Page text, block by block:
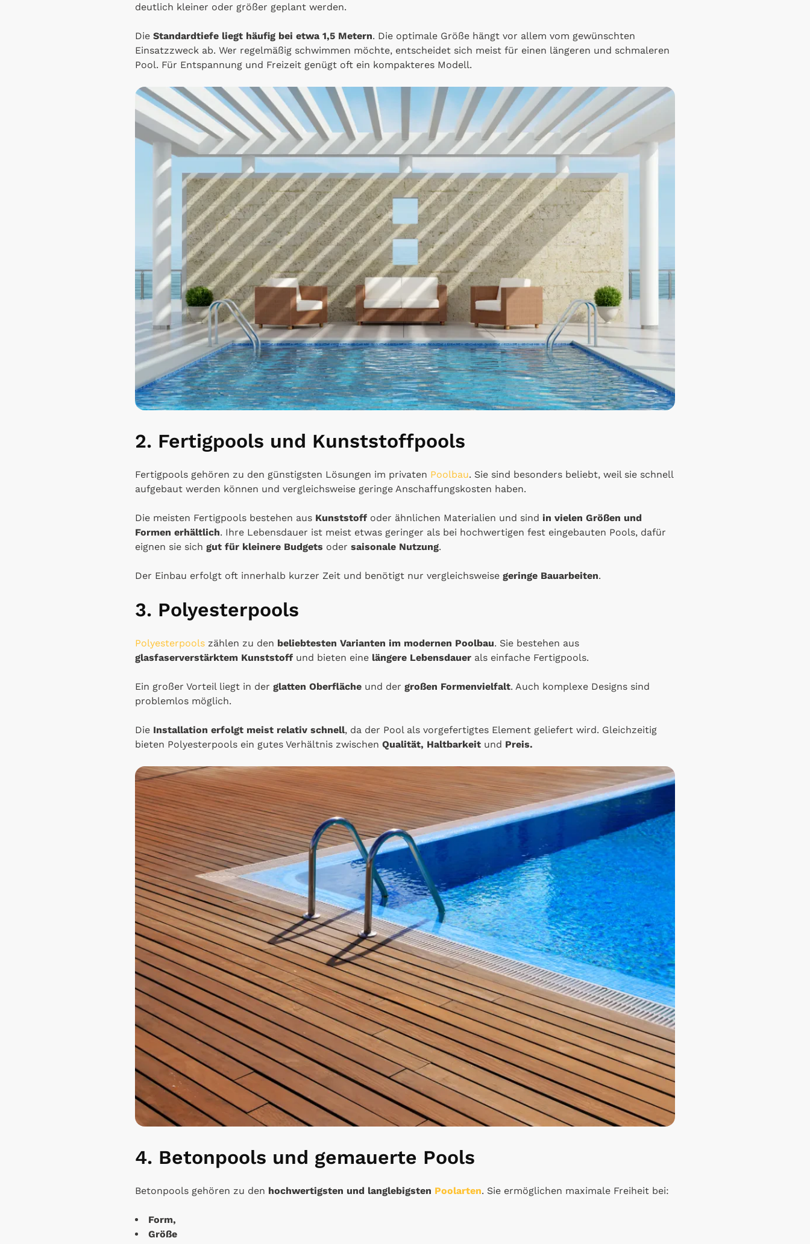
deutlich kleiner oder größer geplant werden.
Die Standardtiefe liegt häufig bei etwa 1,5 Metern. Die optimale Größe hängt vor allem vom gewünschten
Einsatzzweck ab. Wer regelmäßig schwimmen möchte, entscheidet sich meist für einen längeren und schmaleren
Pool. Für Entspannung und Freizeit genügt oft ein kompakteres Modell.
2. Fertigpools und Kunststoffpools
Fertigpools gehören zu den günstigsten Lösungen im privaten Poolbau. Sie sind besonders beliebt, weil sie schnell
aufgebaut werden können und vergleichsweise geringe Anschaffungskosten haben.
Die meisten Fertigpools bestehen aus Kunststoff oder ähnlichen Materialien und sind in vielen Größen und
Formen erhältlich. Ihre Lebensdauer ist meist etwas geringer als bei hochwertigen fest eingebauten Pools, dafür
eignen sie sich gut für kleinere Budgets oder saisonale Nutzung.
Der Einbau erfolgt oft innerhalb kurzer Zeit und benötigt nur vergleichsweise geringe Bauarbeiten.
3. Polyesterpools
Polyesterpools zählen zu den beliebtesten Varianten im modernen Poolbau. Sie bestehen aus
glasfaserverstärktem Kunststoff und bieten eine längere Lebensdauer als einfache Fertigpools.
Ein großer Vorteil liegt in der glatten Oberfläche und der großen Formenvielfalt. Auch komplexe Designs sind
problemlos möglich.
Die Installation erfolgt meist relativ schnell, da der Pool als vorgefertigtes Element geliefert wird. Gleichzeitig
bieten Polyesterpools ein gutes Verhältnis zwischen Qualität, Haltbarkeit und Preis.
4. Betonpools und gemauerte Pools
Betonpools gehören zu den hochwertigsten und langlebigsten Poolarten. Sie ermöglichen maximale Freiheit bei:
Form,
Größe